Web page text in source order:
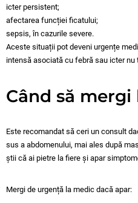
icter persistent;
afectarea funcției ficatului;
sepsis, în cazurile severe.
Aceste situații pot deveni urgențe
intensă asociată cu febră sau icter nu
Când să
Este recomandat să ceri un consult
sus a abdomenului, mai ales după
știi că ai pietre la fiere și apar
Mergi de urgență la medic dacă apar: